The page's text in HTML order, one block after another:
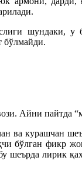
шундаки, у
бўлмайди.
Айни пайтда
ва курашчан
бўлган фикр
шеърда лирик